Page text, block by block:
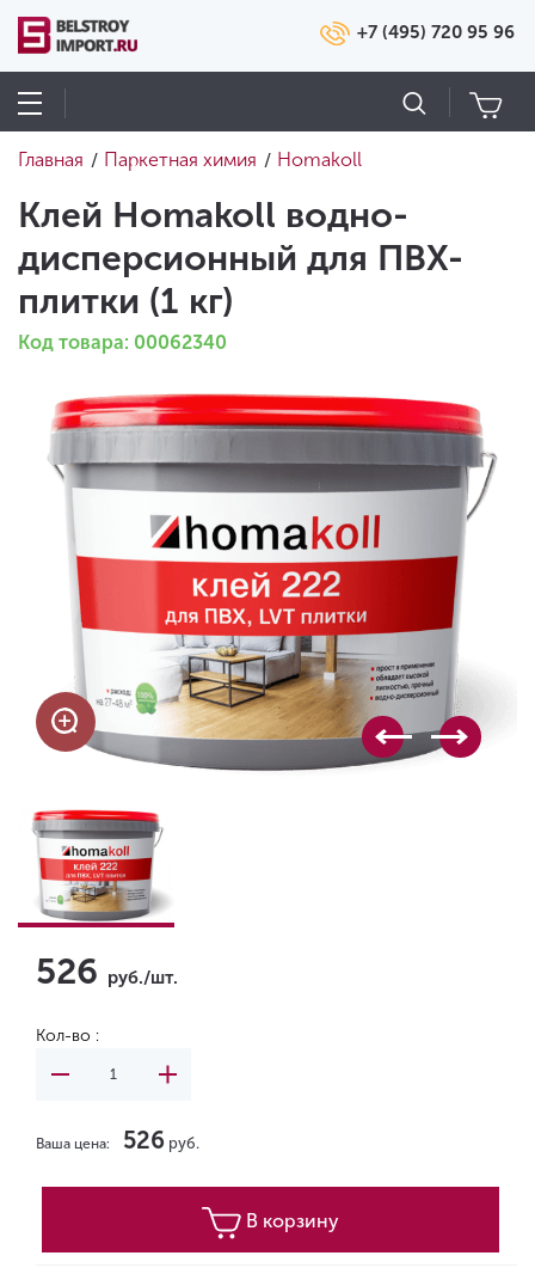
+7 (495) 720 95 96
Главная / Паркетная химия / Homakoll
Клей Homakoll водно-
дисперсионный для ПВХ-
плитки (1 кг)
Код товара: 00062340
526 руб./шт.
Кол-во :
Ваша цена: 526 руб.
В корзину